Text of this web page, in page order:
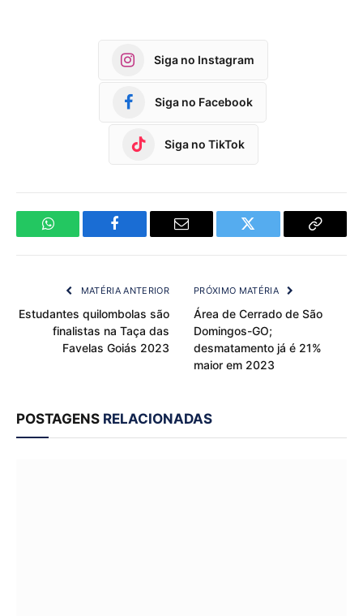
Siga no Instagram
Siga no Facebook
Siga no TikTok
WhatsApp Facebook Email Twitter
Copy
MATÉRIA ANTERIOR
Estudantes quilombolas são
finalistas na Taça das
Favelas Goiás 2023
PRÓXIMO MATÉRIA
Área de Cerrado de São
Domingos-GO;
desmatamento já é 21%
maior em 2023
POSTAGENS RELACIONADAS